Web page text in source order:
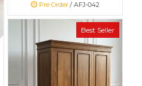
Pre Order / AFJ-042
Best Seller